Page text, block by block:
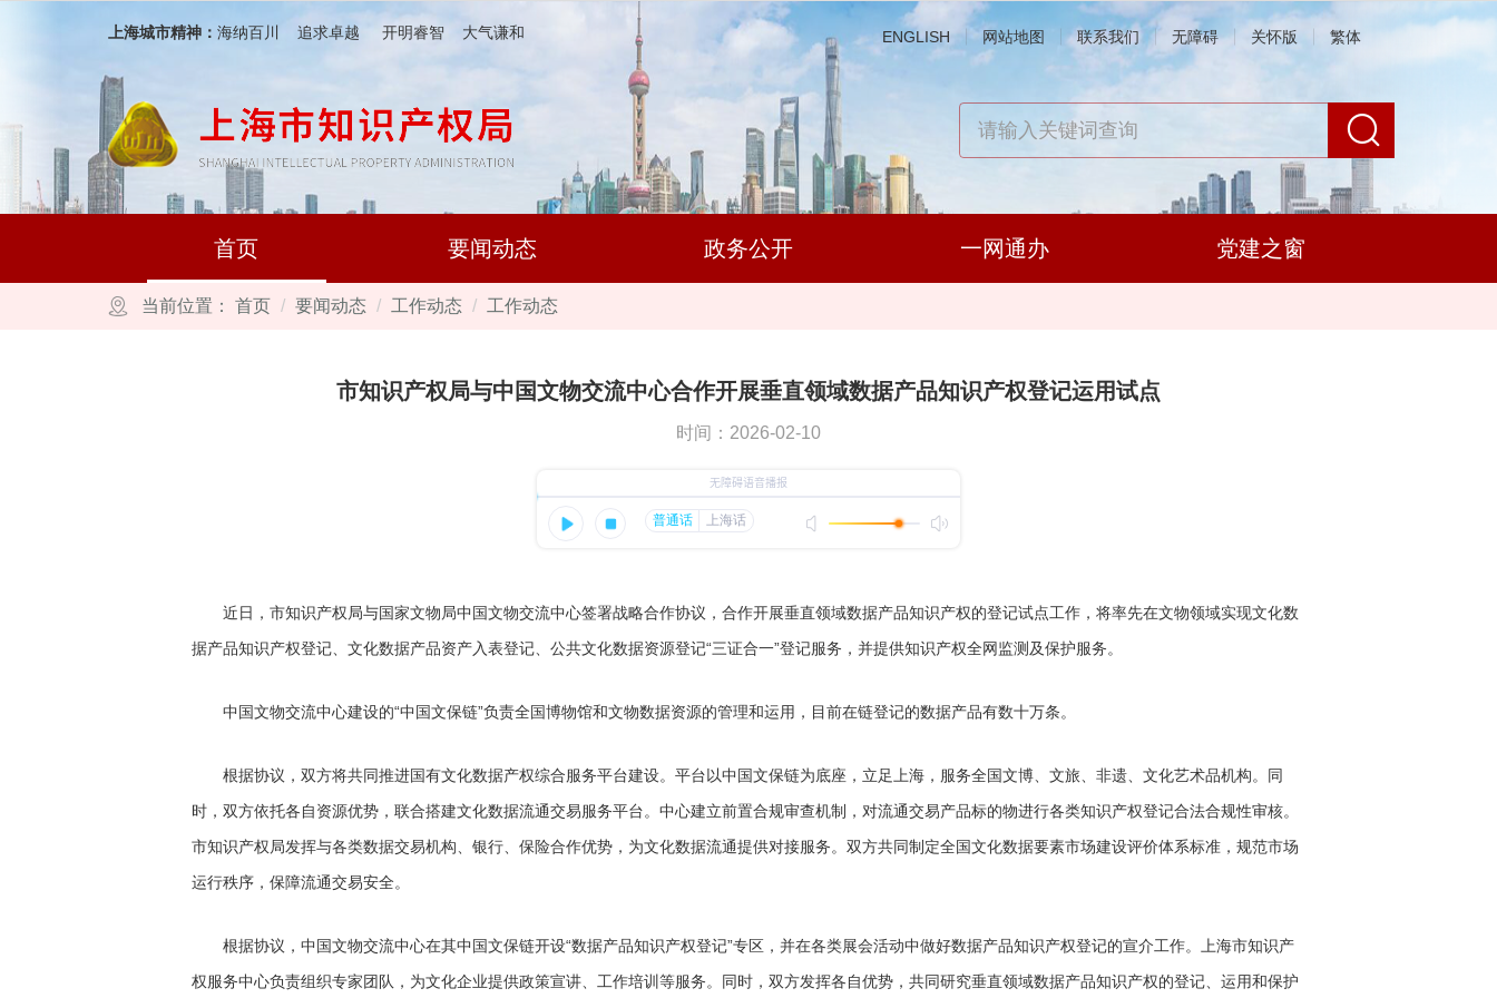
上海城市精神： 海纳百川 追求卓越 开明睿智 大气谦和 ENGLISH 网站地图 联系我们 无障碍 关怀版 繁体
首页 要闻动态 政务公开 一网通办 党建之窗
当前位置： 首页 要闻动态 工作动态 工作动态
市知识产权局与中国文物交流中心合作开展垂直领域数据产品知识产权登记运用试点
时间：2026-02-10
近日，市知识产权局与国家文物局中国文物交流中心签署战略合作协议，合作开展垂直领域数据产品知识产权的登记试点工作，将率先在文物领域实现文化数
据产品知识产权登记、文化数据产品资产入表登记、公共文化数据资源登记“三证合一”登记服务，并提供知识产权全网监测及保护服务。
中国文物交流中心建设的“中国文保链”负责全国博物馆和文物数据资源的管理和运用，目前在链登记的数据产品有数十万条。
根据协议，双方将共同推进国有文化数据产权综合服务平台建设。平台以中国文保链为底座，立足上海，服务全国文博、文旅、非遗、文化艺术品机构。同
时，双方依托各自资源优势，联合搭建文化数据流通交易服务平台。中心建立前置合规审查机制，对流通交易产品标的物进行各类知识产权登记合法合规性审核。
市知识产权局发挥与各类数据交易机构、银行、保险合作优势，为文化数据流通提供对接服务。双方共同制定全国文化数据要素市场建设评价体系标准，规范市场
运行秩序，保障流通交易安全。
根据协议，中国文物交流中心在其中国文保链开设“数据产品知识产权登记”专区，并在各类展会活动中做好数据产品知识产权登记的宣介工作。上海市知识产
权服务中心负责组织专家团队，为文化企业提供政策宣讲、工作培训等服务。同时，双方发挥各自优势，共同研究垂直领域数据产品知识产权的登记、运用和保护